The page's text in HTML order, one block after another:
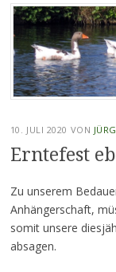
Zum
Inhalt
springen
10. JULI 2020 VON
Erntefest
Zu unserem
Anhängerschaft,
somit unsere
absagen.